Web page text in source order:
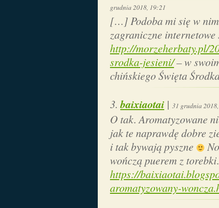
grudnia 2018, 19:21
[…] Podoba mi się w
zagraniczne
http://morzeherbaty.pl/
srodka-jesieni/– w
chińskiego Święta
baixiaotai | 31 grudnia
O tak. Aromatyzowane
jak te naprawdę dobre
i tak bywają pyszne
wończą puerem z
https://
aromatyzowany-